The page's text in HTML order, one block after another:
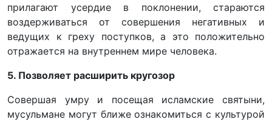
прилагают усердие в поклонении, стараются
воздерживаться от совершения негативных и
ведущих к греху поступков, а это положительно
отражается на внутреннем мире человека.
5. Позволяет расширить кругозор
Совершая умру и посещая исламские святыни,
мусульмане могут ближе ознакомиться с культурой